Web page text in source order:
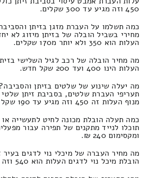
450 וזה מגיע עד 300 שקלים.
כמה תשלמו על העברת מזגן בזיתן
מחירי בשביל הובלה של בזיתן מיזוג לא
העלות הוא 350 ולא יותר מ170 שקלים.
מה מחיר הובלה של רכב לגיל השלישי
העלות הינו 400 ועד 200 שקל חדש.
מה יעלה שינוע של שלטים בזיתן והסביבה?
מנוף העלות זה 450 וזה מגיע עד 190 שקל חדש.
כמה תעלה הובלת מכונה לחיט לתעשייה או
ומקסימום 240 ₪.
מה מחיר העברה של מיכלי נוי לדגים בעיר
הובלת מיכל נוי לדגים העלות הוא 540 וזה מגיע עד 270 ₪.